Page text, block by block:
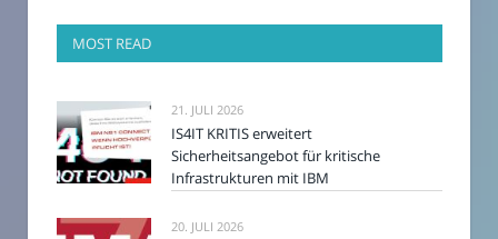
MOST READ
21. JULI 2026
IS4IT KRITIS erweitert
Sicherheitsangebot für kritische
Infrastrukturen mit IBM
20. JULI 2026